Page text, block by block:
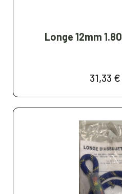
Longe 12mm
31,33 €